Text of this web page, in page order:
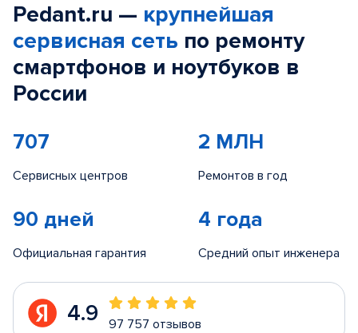
Pedant.ru — крупнейшая
сервисная сеть по ремонту
смартфонов и ноутбуков в
России
707
Сервисных центров
2 МЛН
Ремонтов в год
90 дней
Официальная гарантия
4 года
Средний опыт инженера
4.9 97 757 отзывов